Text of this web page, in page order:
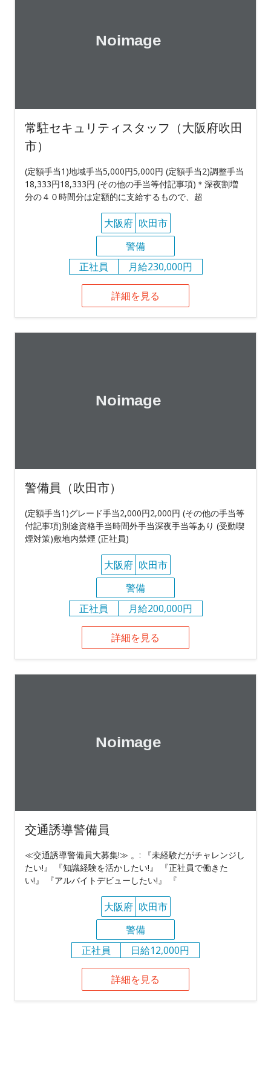
常駐セキュリティスタッフ（大阪府吹田
市）
(定額手当1)地域手当5,000円5,000円 (定額手当2)調整手当
18,333円18,333円 (その他の手当等付記事項)＊深夜割増
分の４０時間分は定額的に支給するもので、超
大阪府 吹田市
警備
正社員
月給230,000円
詳細を見る
警備員（吹田市）
(定額手当1)グレード手当2,000円2,000円 (その他の手当等
付記事項)別途資格手当時間外手当深夜手当等あり (受動喫
煙対策)敷地内禁煙 (正社員)
大阪府 吹田市
警備
正社員
月給200,000円
詳細を見る
交通誘導警備員
≪交通誘導警備員大募集!≫ 。: 『未経験だがチャレンジし
たい!』 『知識経験を活かしたい!』 『正社員で働きた
い!』 『アルバイトデビューしたい!』 『
大阪府 吹田市
警備
正社員
日給12,000円
詳細を見る